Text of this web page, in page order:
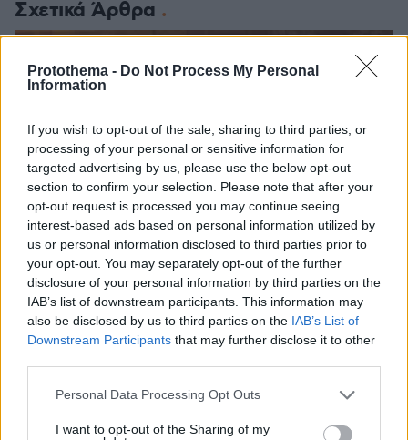
Protothema - Do Not Process My Personal
Information
If you wish to opt-out of the sale, sharing to third parties, or
processing of your personal or sensitive information for
targeted advertising by us, please use the below opt-out
section to confirm your selection. Please note that after your
opt-out request is processed you may continue seeing
interest-based ads based on personal information utilized by
us or personal information disclosed to third parties prior to
your opt-out. You may separately opt-out of the further
disclosure of your personal information by third parties on the
IAB’s list of downstream participants. This information may
also be disclosed by us to third parties on the IAB’s List of
Downstream Participants that may further disclose it to other
Please note that this website/app uses one or more Google
not limited to your visit or usage behaviour. You may click to
Personal Data Processing Opt Outs
I want to opt-out of the Sharing of my
Σχετικά Άρθρα
17.07.2019, 21:50